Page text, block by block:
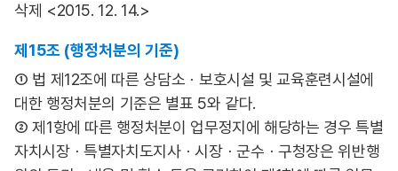
삭제 <2015. 12. 14.>
제15조 (행정처분의 기준)
① 법 제12조에 따른 상담소ㆍ보호시설 및 교육훈련시설에
대한 행정처분의 기준은 별표 5와 같다.
② 제1항에 따른 행정처분이 업무정지에 해당하는 경우 특별
자치시장ㆍ특별자치도지사ㆍ시장ㆍ군수ㆍ구청장은 위반행